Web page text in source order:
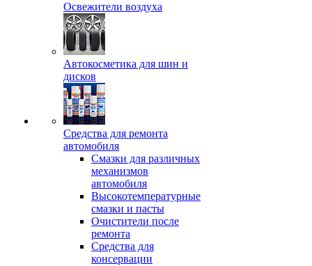
Освежители воздуха
Автокосметика для шин и
дисков
Средства для ремонта
автомобиля
Смазки для различных
механизмов
автомобиля
Высокотемпературные
смазки и пасты
Очистители после
ремонта
Средства для
консервации